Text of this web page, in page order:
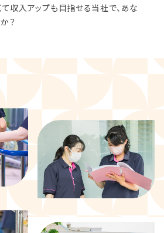
て収入アップも目指せる当社で、あな
？